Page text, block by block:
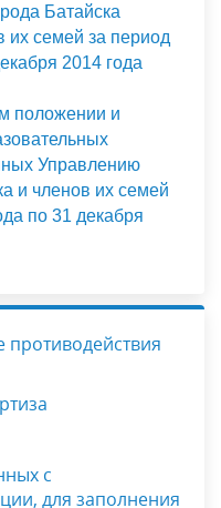
Батайска
их семей за период
2014 года
положении и
Управлению
и членов их семей
по 31 декабря
с
для заполнения